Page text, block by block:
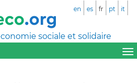
sociale et solidaire
en es fr pt it